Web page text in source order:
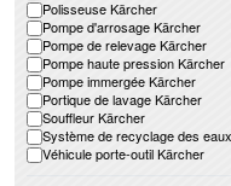
Polisseuse Kärcher
Pompe d'arrosage Kärcher
Pompe de relevage Kärcher
Pompe haute pression Kärcher
Pompe immergée Kärcher
Portique de lavage Kärcher
Souffleur Kärcher
Système de recyclage des
Véhicule porte-outil Kärcher